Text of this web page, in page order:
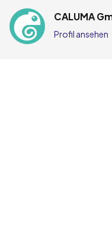
CALUMA
Profil ansehen